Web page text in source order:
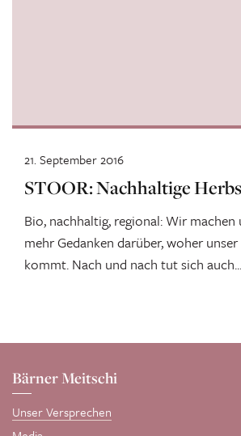
STOOR: Nachhaltige
Bio, nachhaltig, regional: Wir
mehr Gedanken darüber, woher unser
kommt. Nach und nach tut sich auch...
21. September 2016
Bärner Meitschi
Unser Versprechen